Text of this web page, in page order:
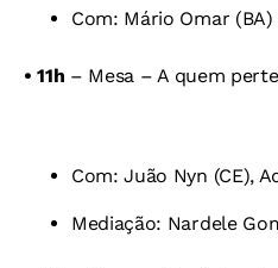
Com: Mário Omar
• 11h – Mesa – A quem
Com: Juão Nyn (CE),
Mediação: Nardele